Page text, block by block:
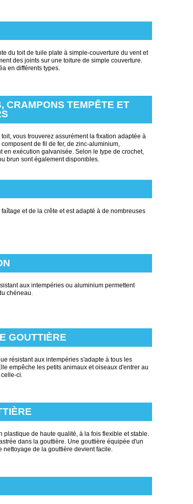
du toit de tuile plate à simple-couverture du vent et
des joints sur une toiture de simple couverture.
en différents types.
CRAMPONS TEMPÊTE ET
vous trouverez assurément la fixation adaptée à
de fil de fer, de zinc-aluminium,
exécution galvanisée. Selon le type de crochet,
brun sont également disponibles.
et de la crête et est adapté à de nombreuses
aux intempéries ou aluminium permettent
chéneau.
GOUTTIÈRE
résistant aux intempéries s'adapte à tous les
empêche les petits animaux et oiseaux d'entrer au
ci.
plastique de haute qualité, à la fois flexible et stable.
dans la gouttière. Une gouttière équipée d'un
de la gouttière devient facile.